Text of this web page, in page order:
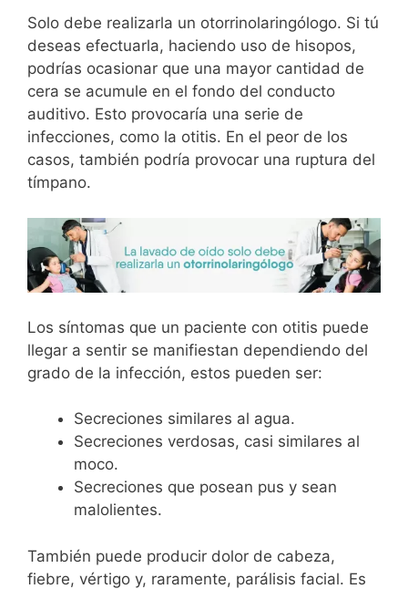
Solo debe realizarla un otorrinolaringólogo. Si tú
deseas efectuarla, haciendo uso de hisopos,
podrías ocasionar que una mayor cantidad de
cera se acumule en el fondo del conducto
auditivo. Esto provocaría una serie de
infecciones, como la otitis. En el peor de los
casos, también podría provocar una ruptura del
tímpano.
Los síntomas que un paciente con otitis puede
llegar a sentir se manifiestan dependiendo del
grado de la infección, estos pueden ser:
Secreciones similares al agua.
Secreciones verdosas, casi similares al
moco.
Secreciones que posean pus y sean
malolientes.
También puede producir dolor de cabeza,
fiebre, vértigo y, raramente, parálisis facial. Es